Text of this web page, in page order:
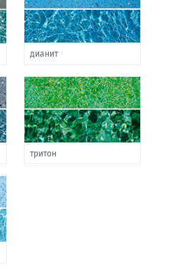
дианит
тритон